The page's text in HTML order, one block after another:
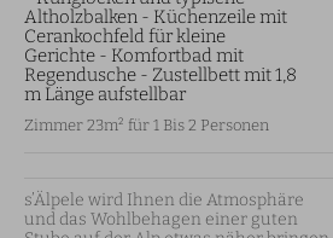
Altholzbalken - Küchenzeile mit
Cerankochfeld für kleine
Gerichte - Komfortbad mit
Regendusche - Zustellbett mit 1,8
m Länge aufstellbar
Zimmer 23m² für 1 Bis 2 Personen
s’Älpele wird Ihnen die Atmosphäre
und das Wohlbehagen einer guten